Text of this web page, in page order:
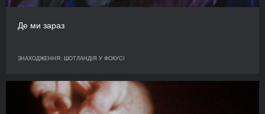
Де ми зараз
ЗНАХОДЖЕННЯ: ШОТЛАНДІЯ У ФОКУСІ